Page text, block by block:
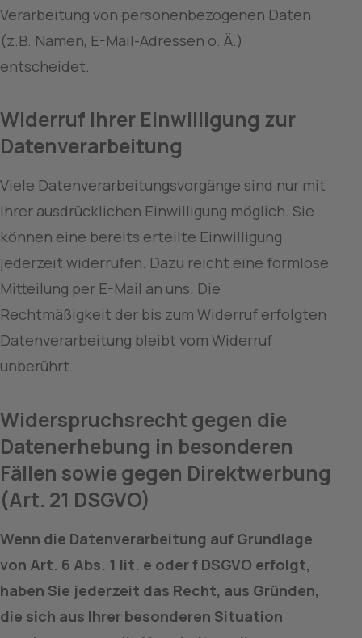
Verarbeitung von personenbezogenen Daten
(z.B. Namen, E-Mail-Adressen o. Ä.)
entscheidet.
Widerruf Ihrer Einwilligung zur
Datenverarbeitung
Viele Datenverarbeitungsvorgänge sind nur mit
Ihrer ausdrücklichen Einwilligung möglich. Sie
können eine bereits erteilte Einwilligung
jederzeit widerrufen. Dazu reicht eine formlose
Mitteilung per E-Mail an uns. Die
Rechtmäßigkeit der bis zum Widerruf erfolgten
Datenverarbeitung bleibt vom Widerruf
unberührt.
Widerspruchsrecht gegen die
Datenerhebung in besonderen
Fällen sowie gegen Direktwerbung
(Art. 21 DSGVO)
Wenn die Datenverarbeitung auf Grundlage
von Art. 6 Abs. 1 lit. e oder f DSGVO erfolgt,
haben Sie jederzeit das Recht, aus Gründen,
die sich aus Ihrer besonderen Situation